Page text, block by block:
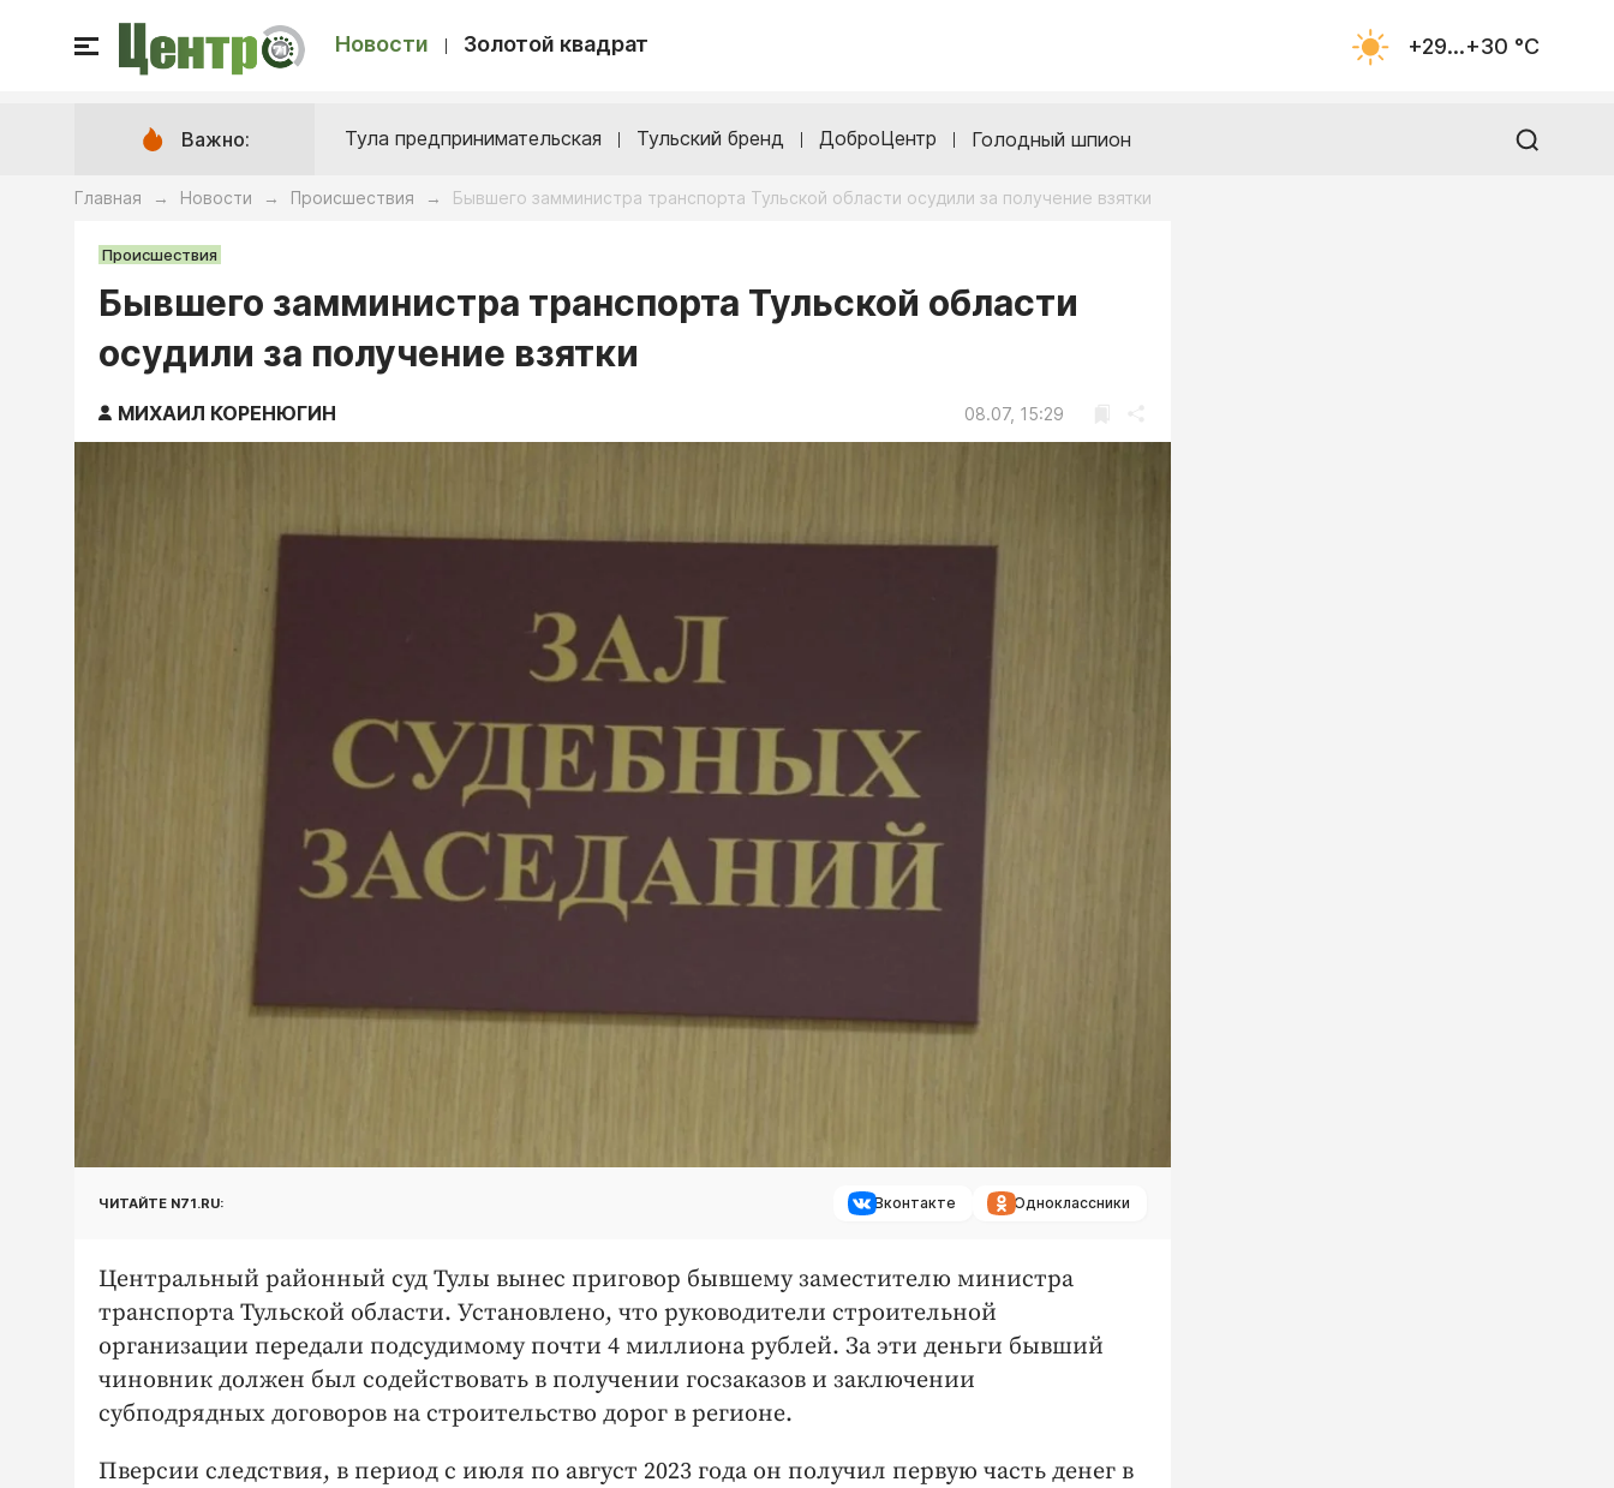
Новости Золотой квадрат +29...+30 °С
Важно: Тула предпринимательская Тульский бренд ДоброЦентр Голодный шпион
Главная → Новости → Происшествия → Бывшего замминистра транспорта Тульской области осудили за получение взятки
Происшествия
Бывшего замминистра транспорта Тульской области
осудили за получение взятки
МИХАИЛ КОРЕНЮГИН 08.07, 15:29
ЧИТАЙТЕ N71.RU: Вконтакте Одноклассники
Центральный районный суд Тулы вынес приговор бывшему заместителю министра
транспорта Тульской области. Установлено, что руководители строительной
организации передали подсудимому почти 4 миллиона рублей. За эти деньги бывший
чиновник должен был содействовать в получении госзаказов и заключении
субподрядных договоров на строительство дорог в регионе.
Пверсии следствия, в период с июля по август 2023 года он получил первую часть денег в